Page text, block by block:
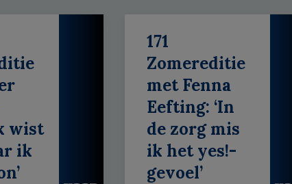
wist
ik
171
Zomereditie
met Fenna
Eefting: ‘In
de zorg mis
ik het yes!-
gevoel’